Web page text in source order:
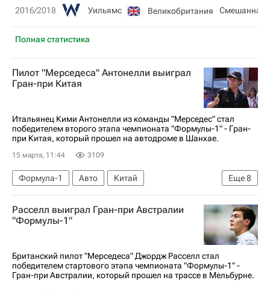
Полная статистика
2016/2018 Уильямс Великобритания Смешанная
Пилот "Мерседеса" Антонелли выиграл
Гран-при Китая
Итальянец Кими Антонелли из команды "Мерседес" стал
победителем второго этапа чемпионата "Формулы-1" - Гран-
при Китая, который прошел на автодроме в Шанхае.
15 марта, 11:44 3109
Еще8
Формула-1 Авто
Китай
Джордж Расселл
Мерседес
Феррари
Шанхай
Льюис Хэмилтон
Таиланд
Расселл выиграл Гран-при Австралии
"Формулы-1"
Британский пилот "Мерседеса" Джордж Расселл стал
победителем стартового этапа чемпионата "Формулы-1" -
Гран-при Австралии, который прошел на трассе в Мельбурне.